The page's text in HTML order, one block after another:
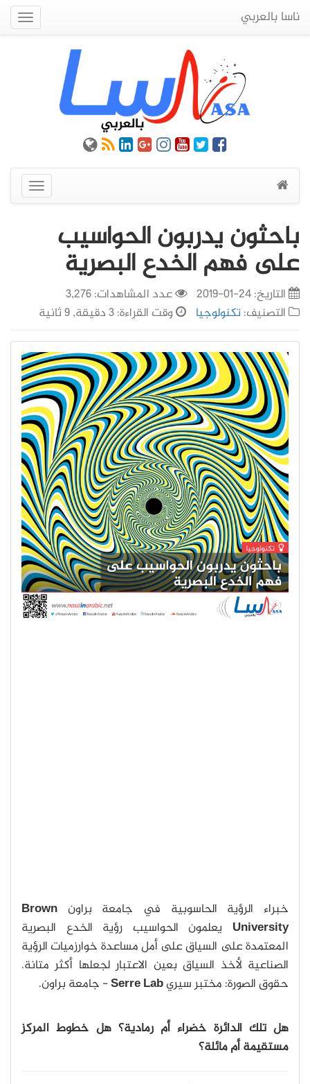
ناسا بالعربي
عرض
القائمة
باحثون يدربون الحواسيب
على فهم الخدع البصرية
التاريخ:24-01-2019
عدد المشاهدات: 3,276
التصنيف:تكنولوجيا وقت القراءة: 3 دقيقة, 9 ثانية
خبراء الرؤية الحاسوبية في جامعة براون Brown
University يعلمون الحواسيب رؤية الخدع البصرية
المعتمدة على السياق على أمل مساعدة خوارزميات الرؤية
الصناعية لأخذ السياق بعين الاعتبار لجعلها أكثر متانة.
حقوق الصورة: مختبر سيري
- جامعة براون.
هل تلك الدائرة خضراء أم رمادية؟ هل خطوط المركز
مستقيمة أم مائلة؟